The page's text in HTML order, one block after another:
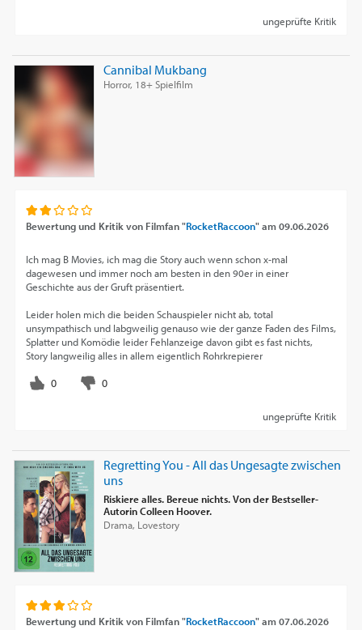
ungeprüfte Kritik
Cannibal Mukbang
Horror, 18+ Spielfilm
Bewertung und Kritik von Filmfan "RocketRaccoon"am09.06.2026
Ich mag B Movies, ich mag die Story auch wenn schon x-mal
dagewesen und immer noch am besten in den 90er in einer
Geschichte aus der Gruft präsentiert.
Leider holen mich die beiden Schauspieler nicht ab, total
unsympathisch und labgweilig genauso wie der ganze Faden des Films,
Splatter und Komödie leider Fehlanzeige davon gibt es fast nichts,
Story langweilig alles in allem eigentlich Rohrkrepierer
ungeprüfte Kritik
Regretting You - All das Ungesagte zwischen
uns
Riskiere alles. Bereue nichts. Von der Bestseller-
Autorin Colleen Hoover.
Drama, Lovestory
Bewertung und Kritik von Filmfan "RocketRaccoon"am07.06.2026